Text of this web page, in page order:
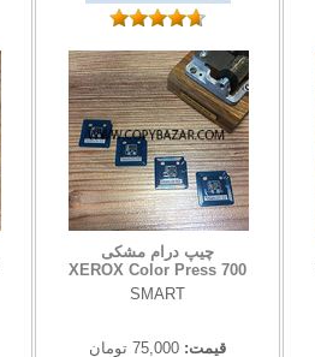
چیپ درام مشکی
XEROX Color Press 700
SMART
قیمت: 75,000 تومان